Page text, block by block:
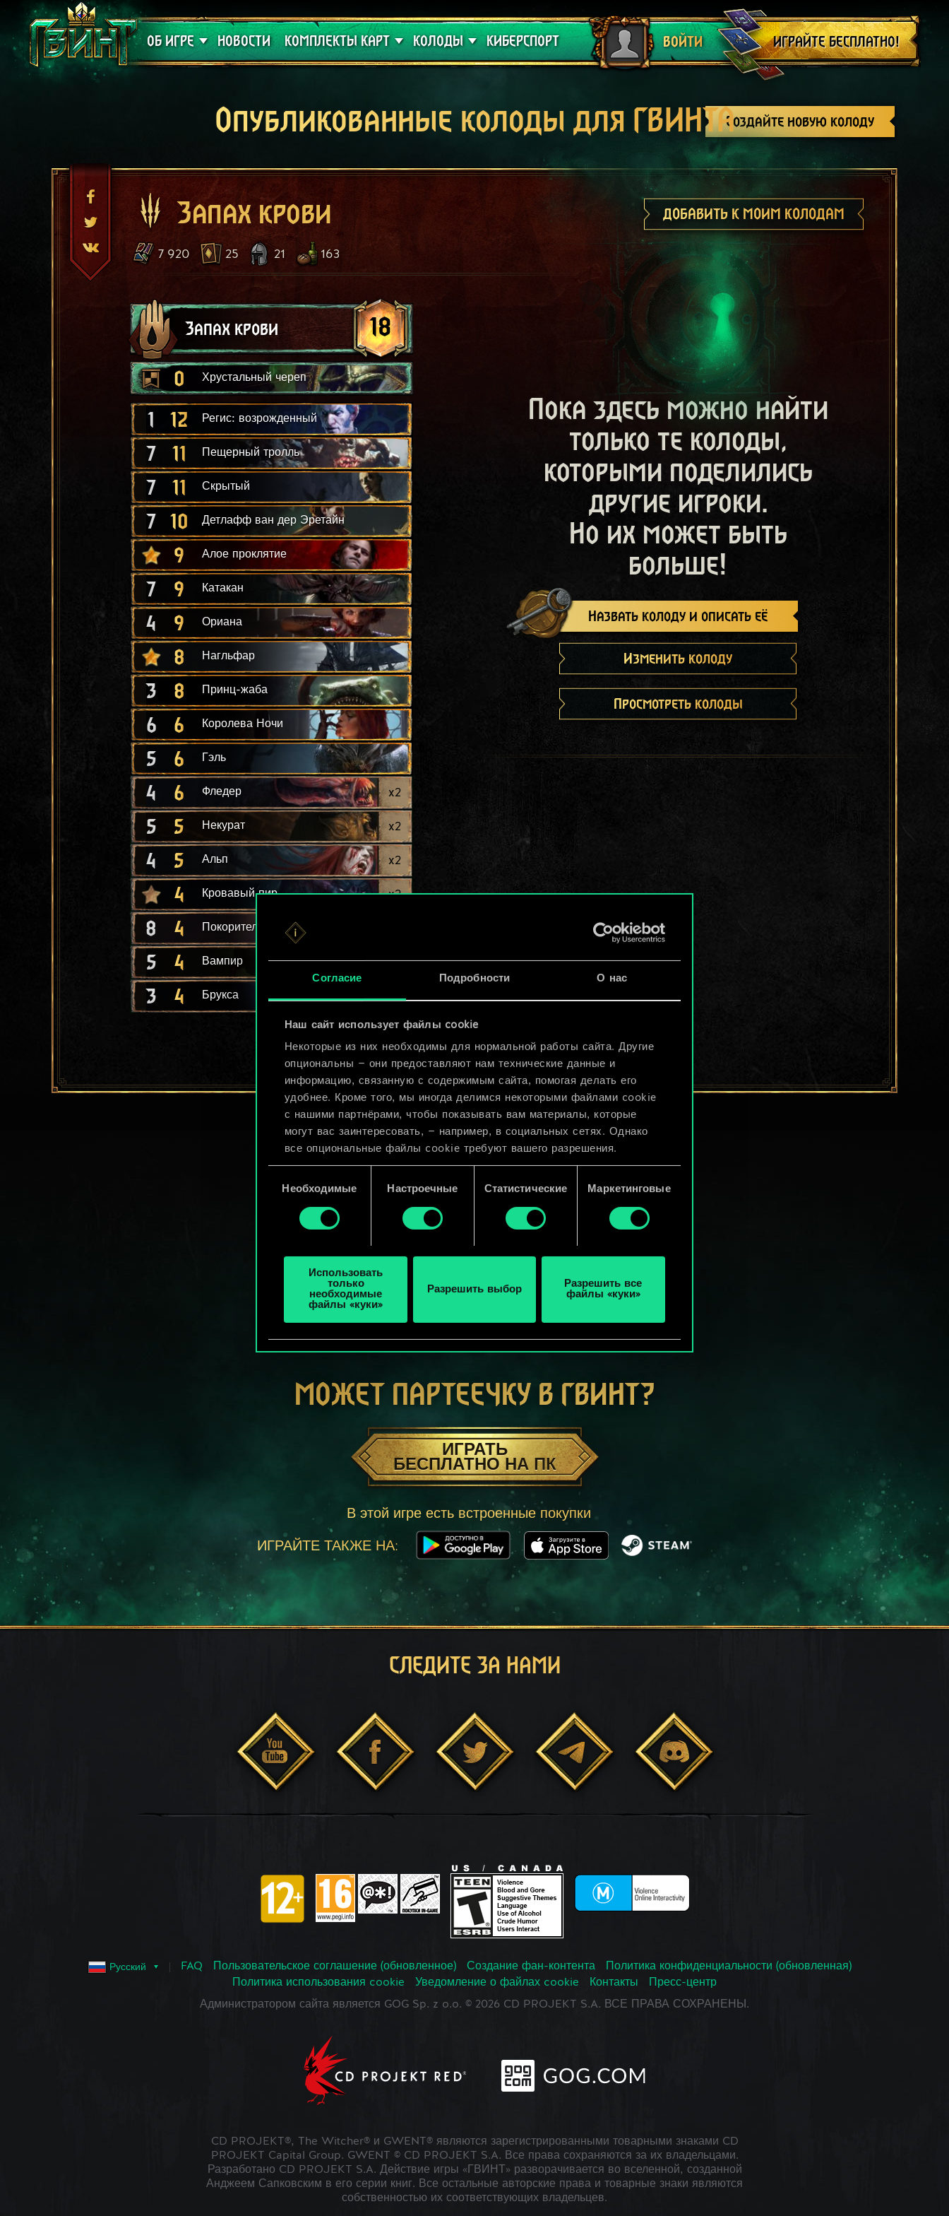
Согласие Подробности О нас
Наш сайт использует файлы cookie
Некоторые из них необходимы для нормальной работы сайта. Другие
опциональны — они предоставляют нам технические данные и
информацию, связанную с содержимым сайта, помогая делать его
удобнее. Кроме того, мы иногда делимся некоторыми файлами cookie
с нашими партнёрами, чтобы показывать вам материалы, которые
могут вас заинтересовать, — например, в социальных сетях. Однако
все опциональные файлы cookie требуют вашего разрешения.
Найти подробную информацию о том, как мы используем ваши файлы
«Настройки» ниже.
согласия
Необходимые Настроечные Статистические Маркетинговые
Использовать
только
необходимые
файлы «куки»
Разрешить выбор
Разрешить все
файлы «куки»
ОБ ИГРЕ
Поддержка
НОВОСТИ КОМПЛЕКТЫ КАРТ
Алое проклятие
КОЛОДЫ
Гайды
КИБЕРСПОРТ ВОЙТИ
Выйти
ИГРАЙТЕ БЕСПЛАТНО!
Создайте новую колоду
Опубликованные колоды для ГВИНТА
Запах крови ДОБАВИТЬ К МОИМ КОЛОДАМ
7 920 25 21 163
Запах крови 18
0 Хрустальный череп
1 12 Регис: возрожденный
7 11 Пещерный тролль
7 11 Скрытый
7 10 Детлафф ван дер Эретайн
9 Алое проклятие
7 9 Катакан
4 9 Ориана
8 Нагльфар
3 8 Принц-жаба
6 6 Королева Ночи
5 6 Гэль
4 6 Фледер x2
5 5 Некурат x2
4 5 Альп x2
4 Кровавый пир x2
8 4 Покоритель из Aen Elle
5 4 Вампир x2
3 4 Брукса x2
Пока здесь можно найти
только те колоды,
которыми поделились
другие игроки.
Но их может быть
больше!
Назвать колоду и описать её
Изменить колоду
Просмотреть колоды
МОЖЕТ ПАРТЕЕЧКУ В ГВИНТ?
ИГРАТЬ
БЕСПЛАТНО НА ПК
В этой игре есть встроенные покупки
ИГРАЙТЕ ТАКЖЕ НА:
СЛЕДИТЕ ЗА НАМИ
Русский FAQ Пользовательское соглашение (обновленное) Создание фан-контента
Политика конфиденциальности (обновленная)
Политика использования cookie
Уведомление о файлах cookie Контакты
Пресс-центр
Администратором сайта является GOG Sp. z o.o. © 2026 CD PROJEKT S.A. ВСЕ ПРАВА СОХРАНЕНЫ.
CD PROJEKT®, The Witcher® и GWENT® являются зарегистрированными товарными знаками CD
PROJEKT Capital Group. GWENT © CD PROJEKT S.A. Все права сохраняются за их владельцами.
Разработано CD PROJEKT S.A. Действие игры «ГВИНТ» разворачивается во вселенной, созданной
Анджеем Сапковским в его серии книг. Все остальные авторские права и товарные знаки являются
собственностью их соответствующих владельцев.